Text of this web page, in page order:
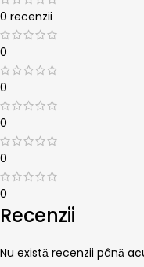
0 recenzii
0
0
0
0
0
Recenzii
Nu există recenzii până